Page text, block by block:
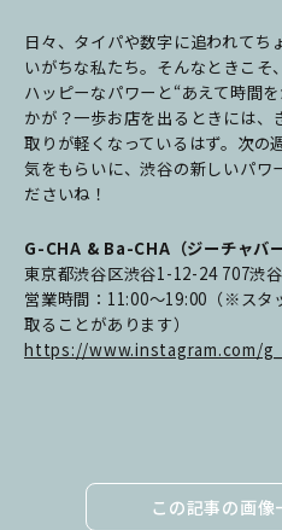
日々、タイパや数字に追われてち
いがちな私たち。そんなときこそ
ハッピーなパワーと“あえて時間
かが？一歩お店を出るときには、
取りが軽くなっているはず。次の
気をもらいに、渋谷の新しいパワ
ださいね！
G-CHA & Ba-CHA（ジーチャバー
東京都渋谷区渋谷1-12-24 707渋
営業時間：11:00〜19:00（※スタ
取ることがあります）
https://www.instagram.com/
この記事の画像